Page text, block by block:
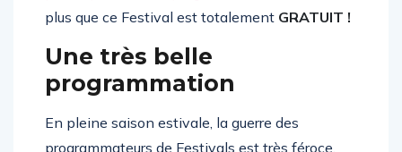
par la qualité de sa programmation, d’autant
Une très belle
programmation
En pleine saison estivale, la guerre des